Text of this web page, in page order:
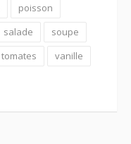
poisson
salade
soupe
tomates
vanille